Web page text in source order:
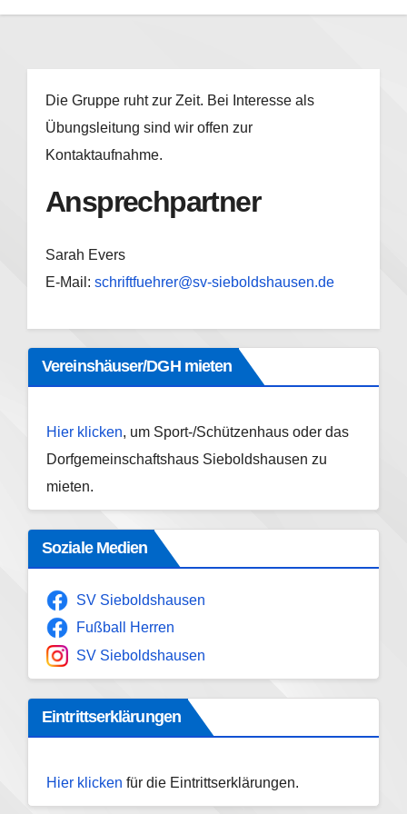
Die Gruppe ruht zur Zeit. Bei Interesse als
Übungsleitung sind wir offen zur
Kontaktaufnahme.
Ansprechpartner
Sarah Evers
E-Mail: schriftfuehrer@sv-sieboldshausen.de
Vereinshäuser/DGH mieten
Hier klicken, um Sport-/Schützenhaus oder das
Dorfgemeinschaftshaus Sieboldshausen zu
mieten.
Soziale Medien
SV Sieboldshausen
Fußball Herren
SV Sieboldshausen
Eintrittserklärungen
Hier klicken für die Eintrittserklärungen.